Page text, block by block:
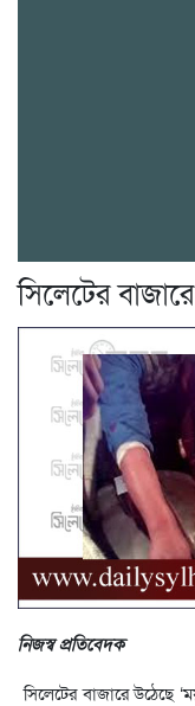
সিলেটের
নিজস্ব প্রতিবেদক
সিলেটের বাজারে উঠেছে